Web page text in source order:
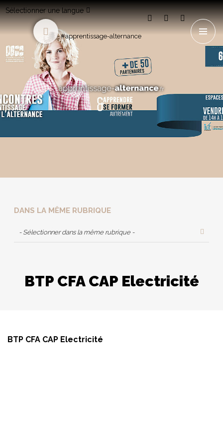
Sélectionner une langue
#apprentissage-alternance
DANS LA MÊME RUBRIQUE
- Sélectionner dans la même rubrique -
BTP CFA CAP Electricité
BTP CFA CAP Electricité